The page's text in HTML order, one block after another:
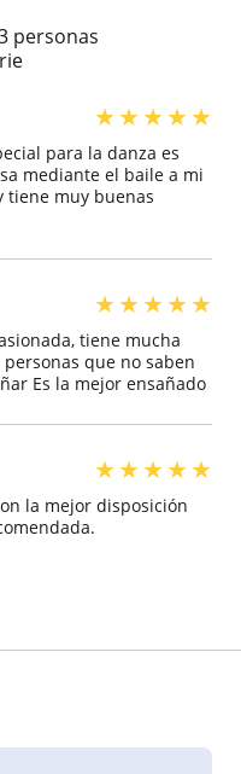
personas
★★★★★
para la danza es
mediante el baile a mi
tiene muy buenas
★★★★★
tiene mucha
que no saben
Es la mejor ensañado
★★★★★
la mejor disposición